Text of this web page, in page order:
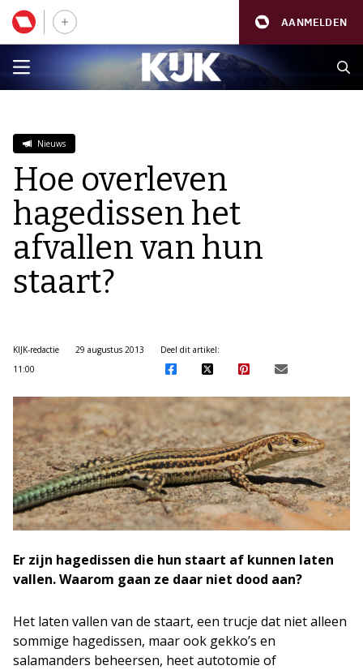
AANMELDEN
Nieuws
Hoe overleven
hagedissen het
afvallen van hun
staart?
KIJK-redactie
29 augustus 2013
11:00
Deel dit artikel:
Er zijn hagedissen die hun staart af kunnen laten
vallen. Waarom gaan ze daar niet dood aan?
Het laten vallen van de staart, een trucje dat niet alleen
sommige hagedissen, maar ook gekko’s en
salamanders beheersen, heet autotomie of